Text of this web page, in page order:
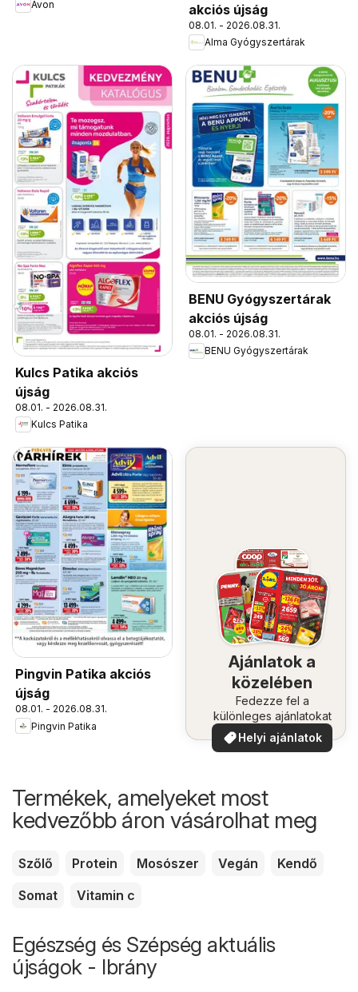
Avon akciós újság
08.01. - 2026.08.31.
Alma Gyógyszertárak
Kulcs Patika akciós
újság
08.01. - 2026.08.31.
Kulcs Patika
BENU Gyógyszertárak
akciós újság
08.01. - 2026.08.31.
BENU Gyógyszertárak
Pingvin Patika akciós
újság
08.01. - 2026.08.31.
Pingvin Patika
Ajánlatok a
közelében
Fedezze fel a
különleges ajánlatokat
Helyi ajánlatok
Termékek, amelyeket most
kedvezőbb áron vásárolhat meg
Szőlő Protein Mosószer Vegán
Kendő
Somat
Vitamin c
Egészség és Szépség aktuális
újságok - Ibrány